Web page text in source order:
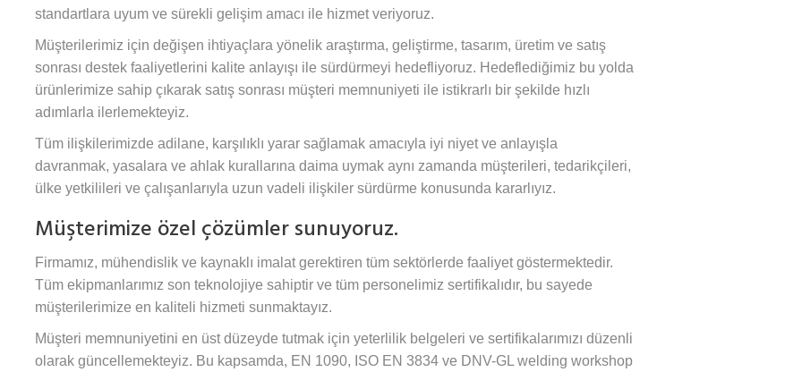
standartlara uyum ve sürekli gelişim amacı ile hizmet veriyoruz.
Müşterilerimiz için değişen ihtiyaçlara yönelik araştırma, geliştirme, tasarım, üretim ve satış
sonrası destek faaliyetlerini kalite anlayışı ile sürdürmeyi hedefliyoruz. Hedeflediğimiz bu yolda
ürünlerimize sahip çıkarak satış sonrası müşteri memnuniyeti ile istikrarlı bir şekilde hızlı
adımlarla ilerlemekteyiz.
Tüm ilişkilerimizde adilane, karşılıklı yarar sağlamak amacıyla iyi niyet ve anlayışla
davranmak, yasalara ve ahlak kurallarına daima uymak aynı zamanda müşterileri, tedarikçileri,
ülke yetkilileri ve çalışanlarıyla uzun vadeli ilişkiler sürdürme konusunda kararlıyız.
Müşterimize özel çözümler sunuyoruz.
Firmamız, mühendislik ve kaynaklı imalat gerektiren tüm sektörlerde faaliyet göstermektedir.
Tüm ekipmanlarımız son teknolojiye sahiptir ve tüm personelimiz sertifikalıdır, bu sayede
müşterilerimize en kaliteli hizmeti sunmaktayız.
Müşteri memnuniyetini en üst düzeyde tutmak için yeterlilik belgeleri ve sertifikalarımızı düzenli
olarak güncellemekteyiz. Bu kapsamda, EN 1090, ISO EN 3834 ve DNV-GL welding workshop